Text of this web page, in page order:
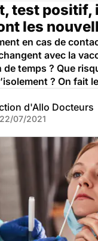
test positif,
les
en cas de
avec la
de temps ? Que
? On fait
d'Allo Docteurs
22/07/2021